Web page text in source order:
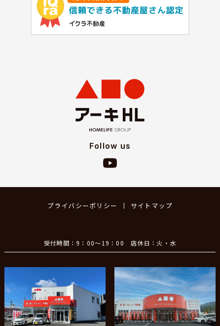
Follow us
プライバシーポリシー サイトマップ
受付時間：9：00～19：00 店休日：火・水